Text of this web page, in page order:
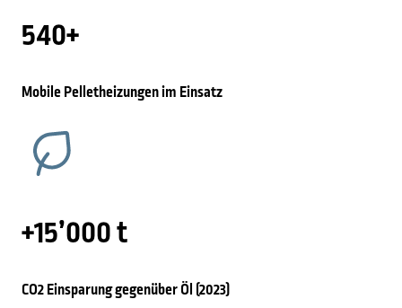
540+
Mobile Pelletheizungen im Einsatz
+15’000 t
CO2 Einsparung gegenüber Öl (2023)